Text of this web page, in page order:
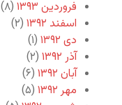
فروردین ۱۳۹۳
(۸)
اسفند ۱۳۹۲
(۲)
دی ۱۳۹۲
(۱)
آذر ۱۳۹۲
(۲)
آبان ۱۳۹۲
(۶)
مهر ۱۳۹۲
(۵)